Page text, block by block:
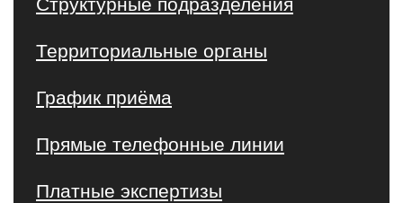
Структурные подразделения
Территориальные органы
График приёма
Прямые телефонные линии
Платные экспертизы